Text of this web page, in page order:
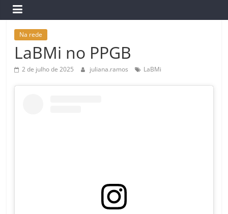
Na rede
LaBMi no PPGB
2 de julho de 2025 juliana.ramos LaBMi